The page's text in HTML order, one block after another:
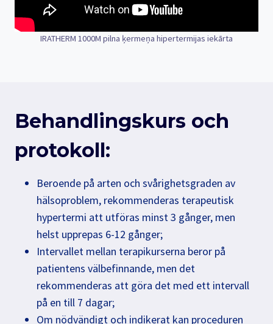
IRATHERM 1000M pilna ķermeņa hipertermijas iekārta
Behandlingskurs och
protokoll:
Beroende på arten och svårighetsgraden av
hälsoproblem, rekommenderas terapeutisk
hypertermi att utföras minst 3 gånger, men
helst upprepas 6-12 gånger;
Intervallet mellan terapikurserna beror på
patientens välbefinnande, men det
rekommenderas att göra det med ett intervall
på en till 7 dagar;
Om nödvändigt och indikerat kan proceduren